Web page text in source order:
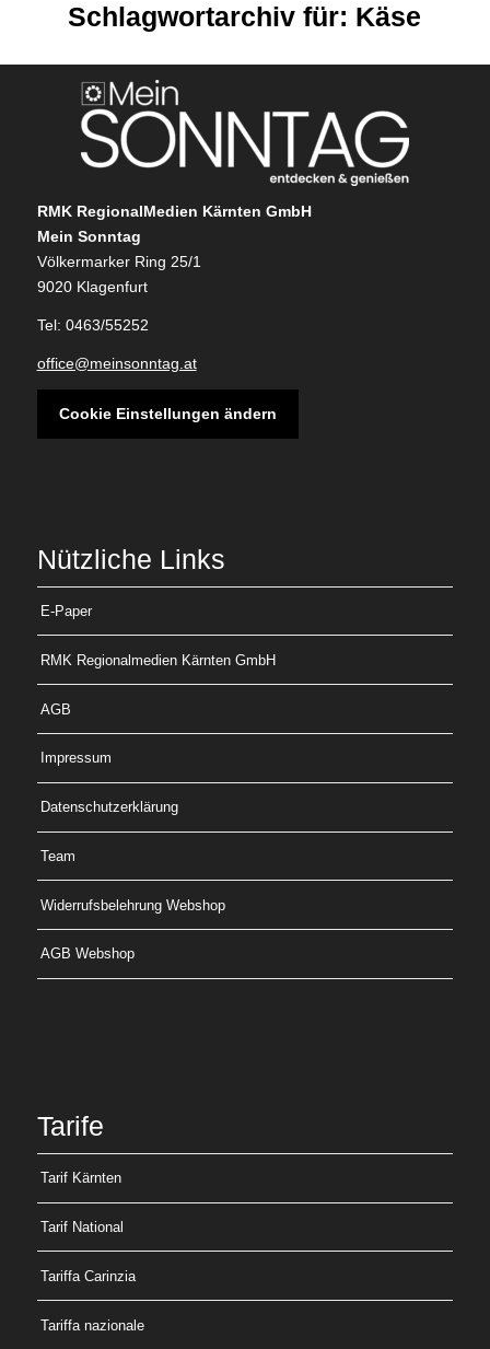
Schlagwortarchiv für: Käse
RMK RegionalMedien Kärnten GmbH
Mein Sonntag
Völkermarker Ring 25/1
9020 Klagenfurt
Tel: 0463/55252
office@meinsonntag.at
Cookie Einstellungen ändern
Nützliche Links
E-Paper
RMK Regionalmedien Kärnten GmbH
AGB
Impressum
Datenschutzerklärung
Team
Widerrufsbelehrung Webshop
AGB Webshop
Tarife
Tarif Kärnten
Tarif National
Tariffa Carinzia
Tariffa nazionale